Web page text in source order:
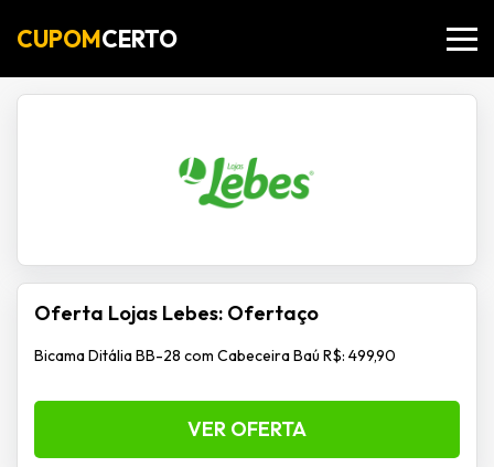
CUPOMCERTO
Oferta Lojas Lebes: Ofertaço
Bicama Ditália BB-28 com Cabeceira Baú R$: 499,90
VER OFERTA